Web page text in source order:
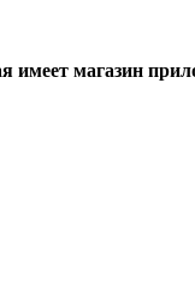
имеет магазин